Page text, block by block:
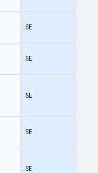
SE
SE
SE
SE
SE